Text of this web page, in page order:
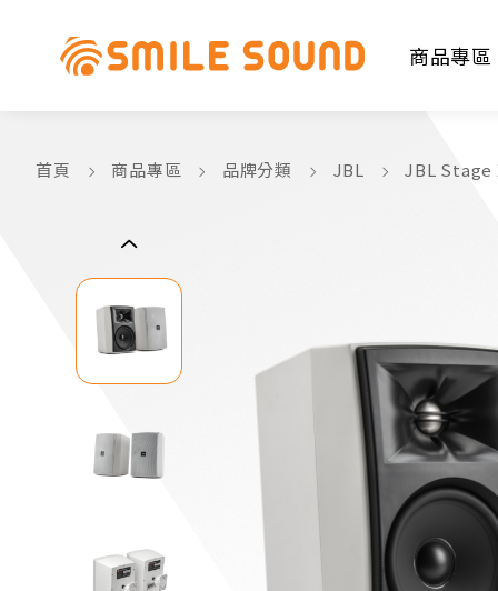
請選擇商品分類
商品專區
首頁 商品專區 品牌分類 JBL JBL Stage